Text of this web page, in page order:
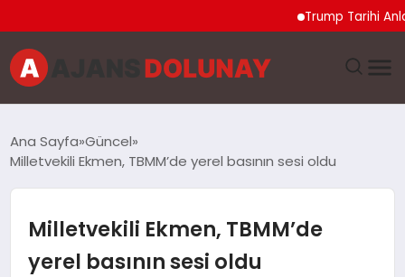
Trump Tarihi
EKONOMI
GENEL
Ana Sayfa Güncel
Milletvekili Ekmen, TBMM’de yerel basının sesi oldu
Milletvekili Ekmen, TBMM’de
yerel basının sesi oldu